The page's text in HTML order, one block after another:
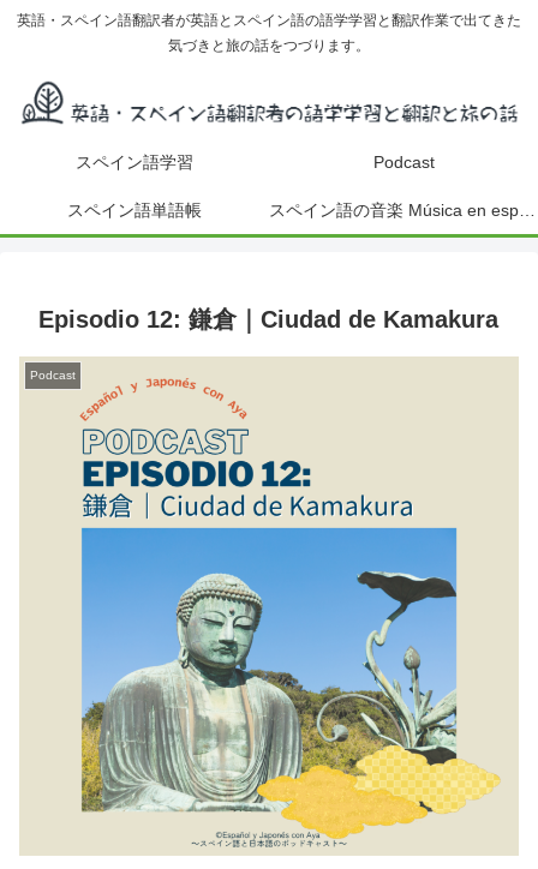
英語・スペイン語翻訳者が英語とスペイン語の語学学習と翻訳作業で出てきた
気づきと旅の話をつづります。
スペイン語学習 Podcast
スペイン語単語帳
Episodio 12: 鎌倉｜Ciudad de Kamakura
Podcast